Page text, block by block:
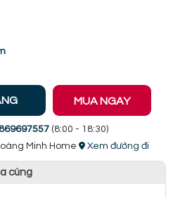
MUA NGAY
(8:00 - 18:30)
Minh Home
Xem đường đi
cùng